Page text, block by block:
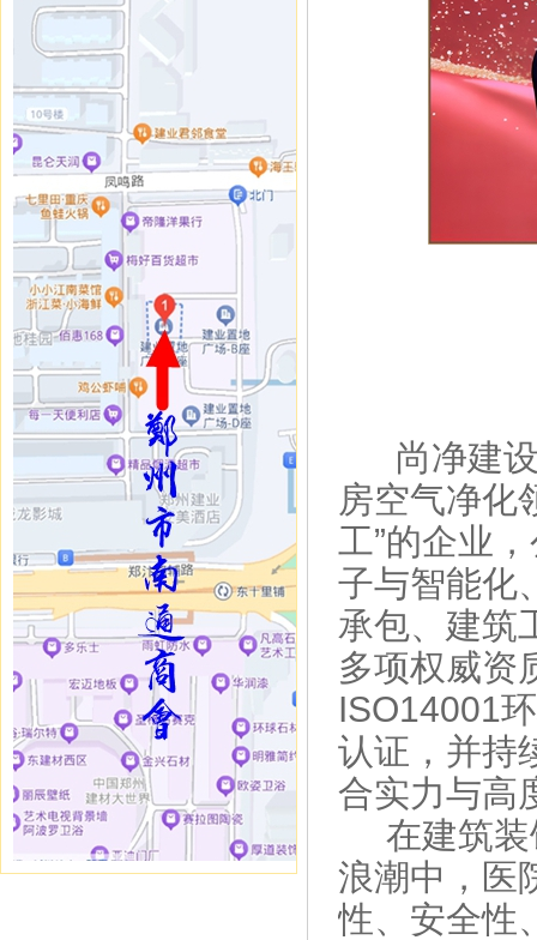
尚净建设
房空气净化
工”的企业，
子与智能化
承包、建筑
多项权威资
ISO14001
认证，并持
合实力与高
在建筑装
浪潮中，医
性、安全性